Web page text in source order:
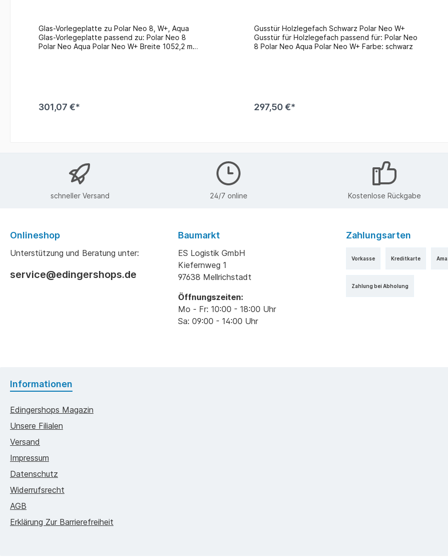
Glas-Vorlegeplatte zu Polar Neo 8, W+, Aqua
Glas-Vorlegeplatte passend zu: Polar Neo 8
Polar Neo Aqua Polar Neo W+ Breite 1052,2 mm
301,07 €*
Gusstür Holzlegefach Schwarz Polar Neo W+
Gusstür für Holzlegefach passend für: Polar Neo
8 Polar Neo Aqua Polar Neo W+ Farbe: schwarz
297,50 €*
schneller Versand 24/7 online Kostenlose Rückgabe
Onlineshop
Unterstützung und Beratung unter:
service@edingershops.de
Baumarkt
ES Logistik GmbH
Kiefernweg 1
97638 Mellrichstadt
Öffnungszeiten:
Mo - Fr: 10:00 - 18:00 Uhr
Sa: 09:00 - 14:00 Uhr
Zahlungsarten
Vorkasse Kreditkarte
Zahlung bei Abholung
Informationen
Edingershops Magazin
Unsere Filialen
Versand
Impressum
Datenschutz
Widerrufsrecht
AGB
Erklärung Zur Barrierefreiheit